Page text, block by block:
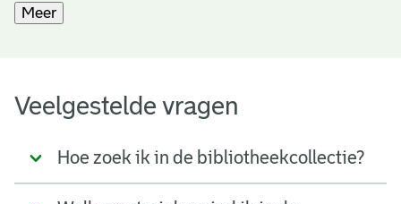
Meer
Veelgestelde vragen
Hoe zoek ik in de bibliotheekcollectie?